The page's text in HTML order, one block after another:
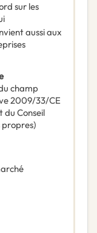
sur les
aussi aux
champ
2009/33/CE
du Conseil
propres)